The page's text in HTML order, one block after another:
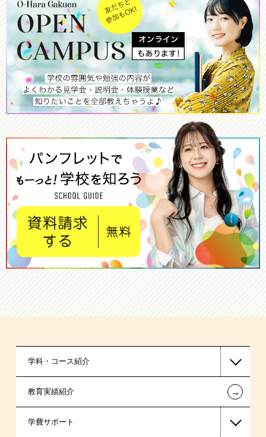
学科・コース紹介
国家公務員・地方公務員系
警察官・消防官系
教育実績紹介 ←
学費サポート